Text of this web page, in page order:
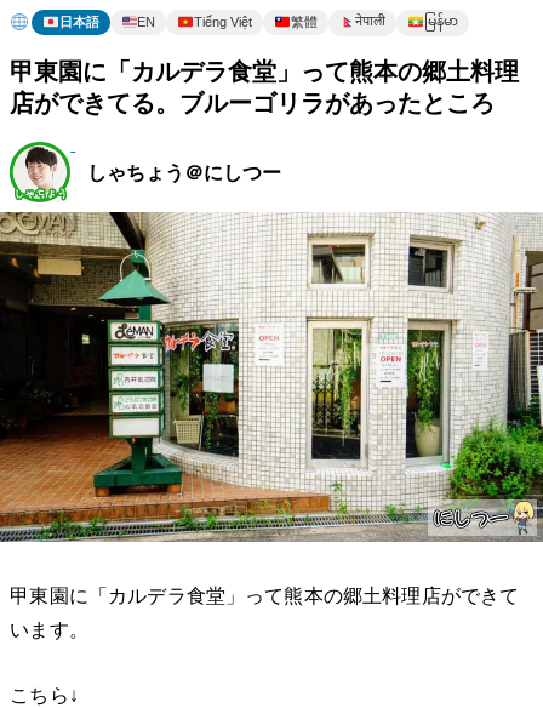
日本語 EN Tiếng Việt 繁體 नेपाली မြန်မာ
甲東園に「カルデラ食堂」って熊本の郷土料理
店ができてる。ブルーゴリラがあったところ
しゃちょう＠にしつー
甲東園に「カルデラ食堂」って熊本の郷土料理店ができて
います。
こちら↓